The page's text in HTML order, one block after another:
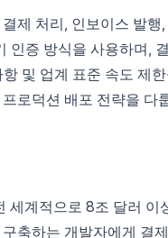
제 처리, 인보이스 발
증 방식을 사용하며,
및 업계 표준 속도 제
로덕션 배포 전략을 다
세계적으로 8조 달러
축하는 개발자에게 결